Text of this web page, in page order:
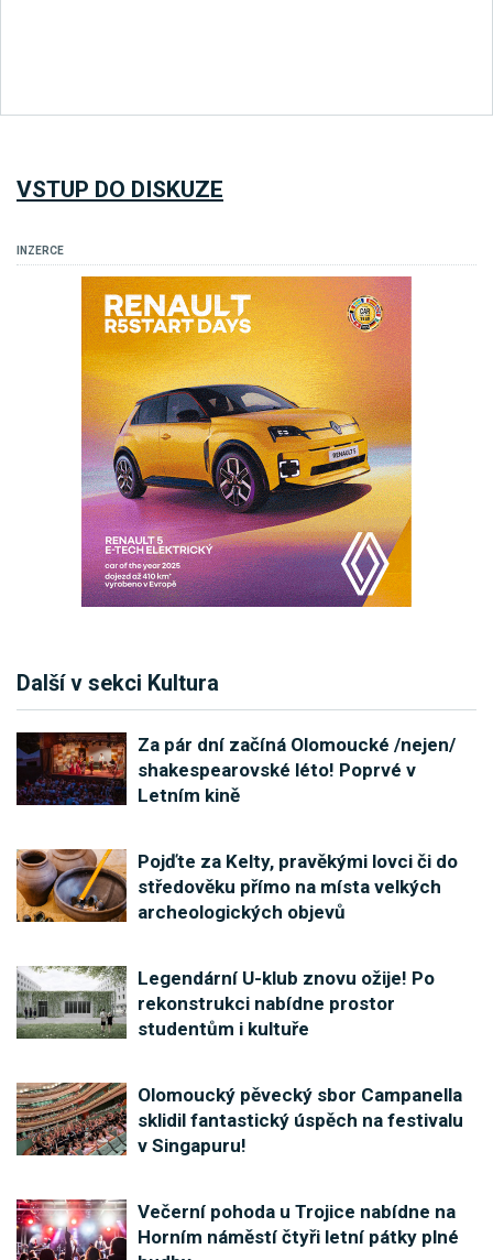
VSTUP DO DISKUZE
INZERCE
Další v sekci Kultura
Za pár dní začíná Olomoucké /nejen/
shakespearovské léto! Poprvé v
Letním kině
Pojďte za Kelty, pravěkými lovci či do
středověku přímo na místa velkých
archeologických objevů
Legendární U-klub znovu ožije! Po
rekonstrukci nabídne prostor
studentům i kultuře
Olomoucký pěvecký sbor Campanella
sklidil fantastický úspěch na festivalu
v Singapuru!
Večerní pohoda u Trojice nabídne na
Horním náměstí čtyři letní pátky plné